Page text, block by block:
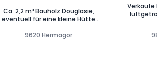
Ca. 2,2 m³ Bauholz Douglasie,
eventuell für eine kleine Hütte
Douglasie / Lärche gemischt (ca.
9620 Hermagor